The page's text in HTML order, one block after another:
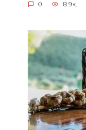
0 8.9к.